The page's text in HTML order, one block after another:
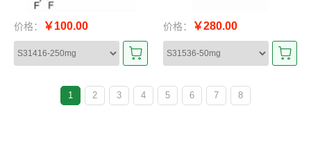
价格： ￥100.00 价格： ￥280.00
1 2 3 4 5 6 7 8